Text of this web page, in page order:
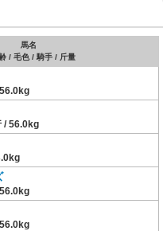
馬名
/ 毛色 / 騎手 / 斤量
/ 56.0kg